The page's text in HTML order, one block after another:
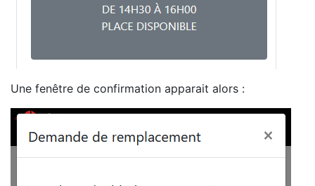
Une fenêtre de confirmation apparait alors :